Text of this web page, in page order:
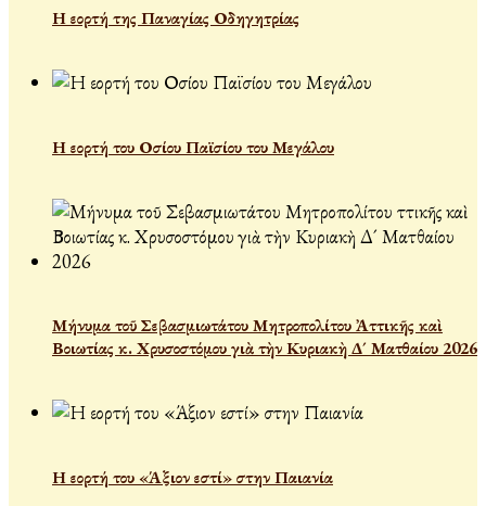
Η εορτή της Παναγίας Οδηγητρίας
Η εορτή του Οσίου Παϊσίου του Μεγάλου
Μήνυμα τοῦ Σεβασμιωτάτου Μητροπολίτου Ἀττικῆς καὶ
Βοιωτίας κ. Χρυσοστόμου γιὰ τὴν Κυριακὴ Δ´ Ματθαίου 2026
Η εορτή του «Άξιον εστί» στην Παιανία